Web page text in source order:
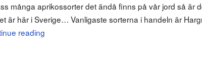
många aprikossorter det ändå finns på vår jord så är
är här i Sverige… Vanligaste sorterna i handeln är
reading